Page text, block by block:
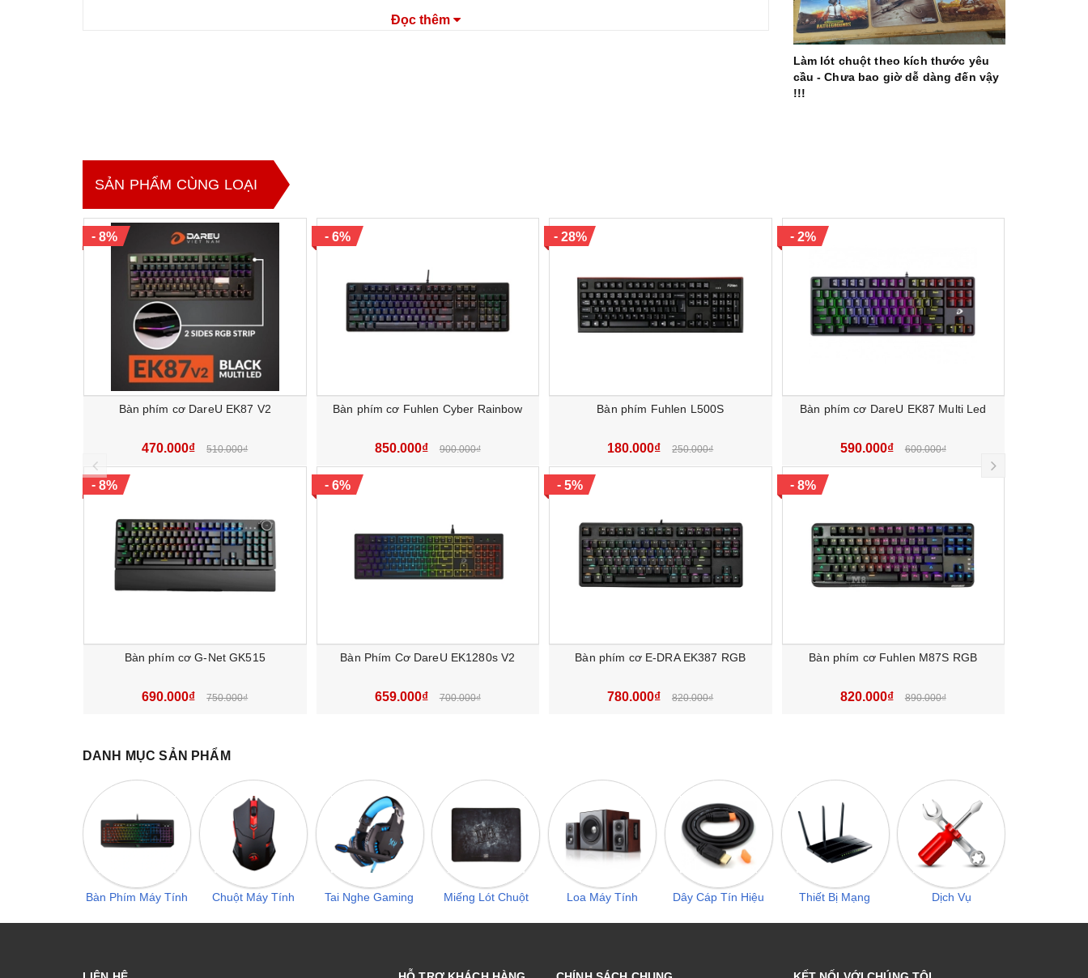
Đánh giá - Mô tả chi tiết Bàn phím cơ E-DRA EK3104:
Sử dụng thiết kế layout chuẩn full size 104 phím bấm được chia làm 7 hàng kết hợp với 7 màu LED khác nhau với
hiệu ứng cầu vồng khá bắt mắt.
Phần khung được làm từ nhôm và nhựa cứng chắc chắn, bề mặt có in thêm nhiều màu sắc nổi bật nên sẽ giúp bạn
sử dụng tốt kể cả vào ban đêm.
Đọc thêm
Làm lót chuột theo kích thước yêu
cầu - Chưa bao giờ dễ dàng đến vậy
!!!
SẢN PHẨM CÙNG LOẠI
- 8%
Bàn phím cơ DareU EK87 V2
470.000₫ 510.000₫
- 8%
Bàn phím cơ G-Net GK515
690.000₫ 750.000₫
-6%
Bàn phím cơ Fuhlen Cyber Rainbow
850.000₫ 900.000₫
-6%
Bàn Phím Cơ DareU EK1280s V2
659.000₫ 700.000₫
-28%
Bàn phím Fuhlen L500S
180.000₫ 250.000₫
- 5%
Bàn phím cơ E-DRA EK387 RGB
780.000₫ 820.000₫
-2%
Bàn phím cơ DareU EK87 Multi Led
590.000₫ 600.000₫
-8%
Bàn phím cơ Fuhlen M87S RGB
820.000₫ 890.000₫
prev
DANH MỤC SẢN PHẨM
Bàn Phím Máy Tính Chuột Máy Tính Tai Nghe Gaming Miếng Lót Chuột Loa Máy Tính Dây Cáp Tín Hiệu Thiết Bị Mạng Dịch Vụ